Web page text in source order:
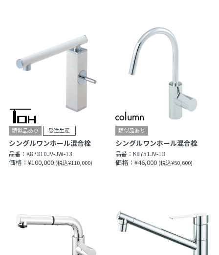
シングルワンホール混合栓
品番： K87310JV-JW-13
価格：¥100,000 (税込¥110,000)
シングルワンホール混合栓
品番：K8751JV-13
価格：¥46,000 (税込¥50,600)